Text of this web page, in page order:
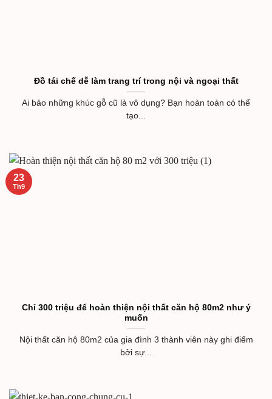
Đồ tái chế dễ làm trang trí trong nội và ngoại thất
Ai bảo những khúc gỗ cũ là vô dụng? Bạn hoàn toàn có thể
tạo...
Chỉ 300 triệu để hoàn thiện nội thất căn hộ 80m2 như ý
muốn
Nội thất căn hộ 80m2 của gia đình 3 thành viên này ghi điểm
bởi sự...
23
Th9